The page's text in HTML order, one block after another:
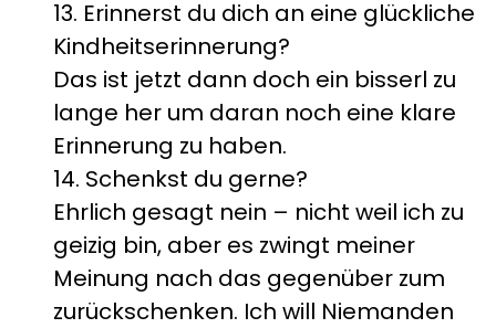
13. Erinnerst du dich an eine glückliche
Kindheitserinnerung?
Das ist jetzt dann doch ein bisserl zu
lange her um daran noch eine klare
Erinnerung zu haben.
14. Schenkst du gerne?
Ehrlich gesagt nein – nicht weil ich zu
geizig bin, aber es zwingt meiner
Meinung nach das gegenüber zum
zurückschenken. Ich will Niemanden